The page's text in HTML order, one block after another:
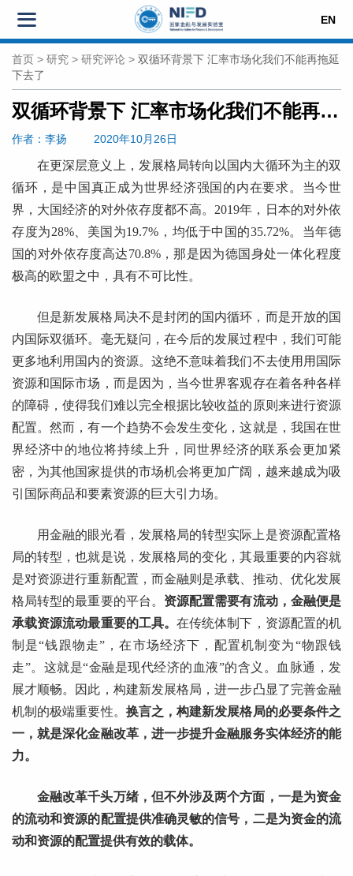
EN
首页 > 研究 > 研究评论 > 双循环背景下 汇率市场化我们不能再拖延
下去了
双循环背景下 汇率市场化我们不能再拖延下去了
作者 ：李扬 2020年10月26日
在更深层意义上，发展格局转向以国内大循环为主的双
循环，是中国真正成为世界经济强国的内在要求。当今世
界，大国经济的对外依存度都不高。2019年，日本的对外依
存度为28%、美国为19.7%，均低于中国的35.72%。当年德
国的对外依存度高达70.8%，那是因为德国身处一体化程度
极高的欧盟之中，具有不可比性。
但是新发展格局决不是封闭的国内循环，而是开放的国
内国际双循环。毫无疑问，在今后的发展过程中，我们可能
更多地利用国内的资源。这绝不意味着我们不去使用用国际
资源和国际市场，而是因为，当今世界客观存在着各种各样
的障碍，使得我们难以完全根据比较收益的原则来进行资源
配置。然而，有一个趋势不会发生变化，这就是，我国在世
界经济中的地位将持续上升，同世界经济的联系会更加紧
密，为其他国家提供的市场机会将更加广阔，越来越成为吸
引国际商品和要素资源的巨大引力场。
用金融的眼光看，发展格局的转型实际上是资源配置格
局的转型，也就是说，发展格局的变化，其最重要的内容就
是对资源进行重新配置，而金融则是承载、推动、优化发展
格局转型的最重要的平台。 资源配置需要有流动，金融便是
承载资源流动最重要的工具。在传统体制下，资源配置的机
制是“钱跟物走”，在市场经济下，配置机制变为“物跟钱
走”。这就是“金融是现代经济的血液”的含义。血脉通，发
展才顺畅。因此，构建新发展格局，进一步凸显了完善金融
机制的极端重要性。 换言之，构建新发展格局的必要条件之
一，就是深化金融改革，进一步提升金融服务实体经济的能
力。
金融改革千头万绪，但不外涉及两个方面，一是为资金
的流动和资源的配置提供准确灵敏的信号，二是为资金的流
动和资源的配置提供有效的载体。